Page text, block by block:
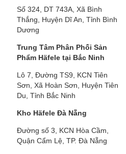
Số 324, DT 743A, Xã Bình
Thắng, Huyện Dĩ An, Tỉnh Bình
Dương
Trung Tâm Phân Phối Sản
Phẩm Häfele tại Bắc Ninh
Lô 7, Đường TS9, KCN Tiên
Sơn, Xã Hoàn Sơn, Huyện Tiên
Du, Tỉnh Bắc Ninh
Kho Häfele Đà Nẵng
Đường số 3, KCN Hòa Cầm,
Quận Cẩm Lệ, TP. Đà Nẵng